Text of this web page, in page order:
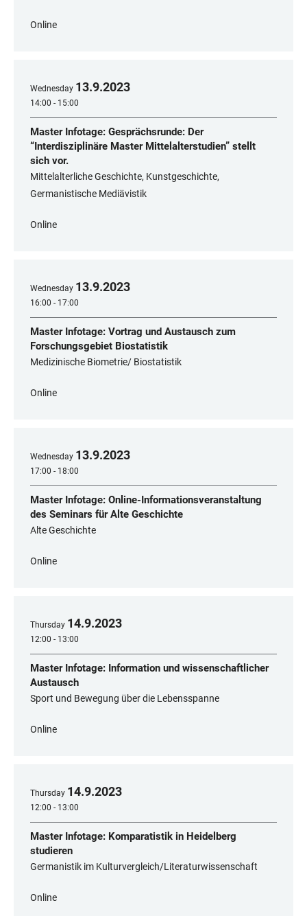
Online
Wednesday 13.9.2023
14:00 - 15:00
Master Infotage: Gesprächsrunde: Der
“Interdisziplinäre Master Mittelalterstudien” stellt
sich vor.
Mittelalterliche Geschichte, Kunstgeschichte,
Germanistische Mediävistik
Online
Wednesday 13.9.2023
16:00 - 17:00
Master Infotage: Vortrag und Austausch zum
Forschungsgebiet Biostatistik
Medizinische Biometrie/ Biostatistik
Online
Wednesday 13.9.2023
17:00 - 18:00
Master Infotage: Online-Informationsveranstaltung
des Seminars für Alte Geschichte
Alte Geschichte
Online
Thursday 14.9.2023
12:00 - 13:00
Master Infotage: Information und wissenschaftlicher
Austausch
Sport und Bewegung über die Lebensspanne
Online
Thursday 14.9.2023
12:00 - 13:00
Master Infotage: Komparatistik in Heidelberg
studieren
Germanistik im Kulturvergleich/Literaturwissenschaft
Online